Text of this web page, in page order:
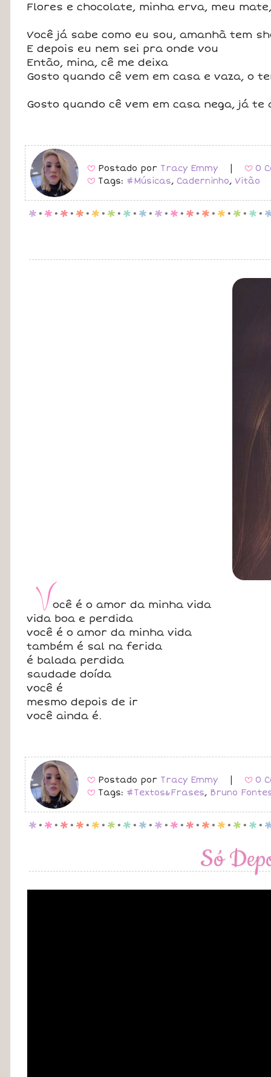
Flores e chocolate, minha erva, meu
Você já sabe como eu sou, amanhã tem
E depois eu nem sei pra onde vou
Então, mina, cê me deixa
Gosto quando cê vem em casa e vaza, o
Gosto quando cê vem em casa nega, já te
B Postado por Tracy Emmy B 0
B Tags: #Músicas, Caderninho, Vitão
p . p . p . p . p . p . p . p . p . p . p . p . p . p . p .
Você é o amor da minha vida
vida boa e perdida
você é o amor da minha vida
também é sal na ferida
é balada perdida
saudade doída
você é
mesmo depois de ir
você ainda é.
B Postado por Tracy Emmy B 0
B Tags: #Textos&Frases, Bruno
p . p . p . p . p . p . p . p . p . p . p . p . p . p . p .
Só